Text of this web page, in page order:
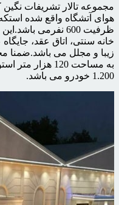
مجموعه تالار تشریفات
هوای آتشگاه واقع شده
ظرفیت 600 نفرمی
خانه سنتی، اتاق عقد،
زیبا و مجلل می باشد.ضمنا
به مساحت 120
1.200 خودرو می باشد.